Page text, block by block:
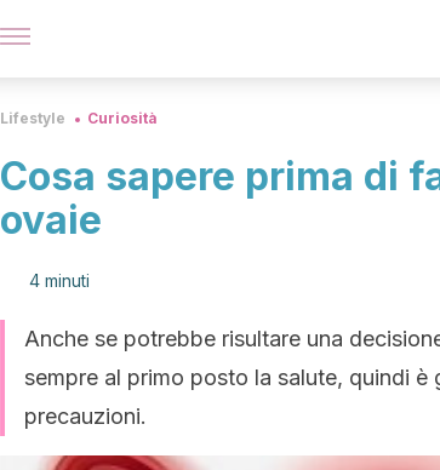
Lifestyle Curiosità
Cosa sapere prima di
ovaie
4 minuti
Anche se potrebbe risultare una
sempre al primo posto la salute, quindi
precauzioni.